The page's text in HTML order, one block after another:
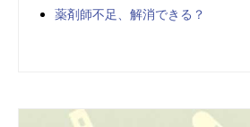
薬剤師不足、解消できる？